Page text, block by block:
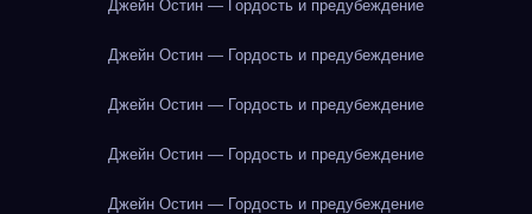
Джейн Остин — Гордость и предубеждение
Джейн Остин — Гордость и предубеждение
Джейн Остин — Гордость и предубеждение
Джейн Остин — Гордость и предубеждение
Джейн Остин — Гордость и предубеждение